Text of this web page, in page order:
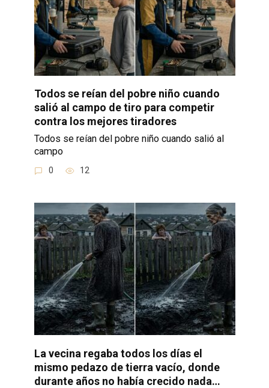
Todos se reían del pobre niño cuando
salió al campo de tiro para competir
contra los mejores tiradores
Todos se reían del pobre niño cuando salió al
campo
0 12
La vecina regaba todos los días el
mismo pedazo de tierra vacío, donde
durante años no había crecido nada…